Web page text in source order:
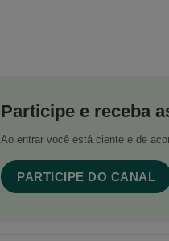
Participe e receba
Ao entrar você está ciente e de
PARTICIPE DO CANAL